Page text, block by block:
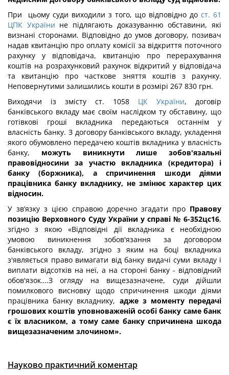
При цьому суди виходили з того, що відповідно до ст. 61
ЦПК України не підлягають доказуванню обставини, які
визнані сторонами. Відповідно до умов договору, позивач
надав квитанцію про оплату комісії за відкриття поточного
рахунку у відповідача, квитанцію про перерахування
коштів на розрахунковий рахунок відкритий у відповідача
та квитанцію про часткове зняття коштів з рахунку.
Неповернутими залишились кошти в розмірі 267 830 грн.
Виходячи із змісту ст. 1058 ЦК України, договір
банківського вкладу має своїм наслідком ту обставину, що
готівкові гроші вкладника передаються останнім у
власність банку. З договору банківського вкладу, укладення
якого обумовлено передачею коштів вкладника у власність
банку, можуть виникнути лише зобов'язальні
правовідносини за участю вкладника (кредитора) і
банку (боржника), а спричинення шкоди діями
працівника банку вкладнику, не змінює характер цих
відносин.
У зв’язку з цією справою доречно згадати про Правову
позицію Верховного Суду України у справі № 6-352цс16,
згідно з якою «Відповідні дії вкладника є необхідною
умовою виникнення зобов'язання за договором
банківського вкладу, згідно з яким на боці вкладника
з'являється право вимагати від банку видачі суми вкладу і
виплати відсотків на неї, а на стороні банку - відповідний
обов'язок….З огляду на вищезазначене, суди дійшли
помилкового висновку щодо спричинення шкоди діями
працівника банку вкладнику, адже з моменту передачі
грошових коштів уповноваженій особі банку саме банк
є їх власником, а тому саме банку спричинена шкода
вищезазначеним злочином».
Науково практичний коментар